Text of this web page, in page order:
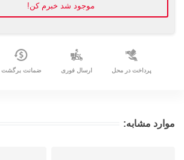
موجود شد خبرم کن!
پرداخت در محل ارسال فوری ضمانت برگشت
موارد مشابه: